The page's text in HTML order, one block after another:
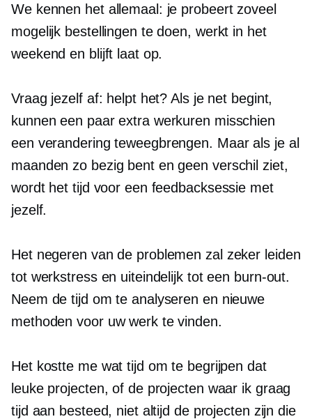
We kennen het allemaal: je probeert zoveel
mogelijk bestellingen te doen, werkt in het
weekend en blijft laat op.
Vraag jezelf af: helpt het? Als je net begint,
kunnen een paar extra werkuren misschien
een verandering teweegbrengen. Maar als je al
maanden zo bezig bent en geen verschil ziet,
wordt het tijd voor een feedbacksessie met
jezelf.
Het negeren van de problemen zal zeker leiden
tot werkstress en uiteindelijk tot een burn-out.
Neem de tijd om te analyseren en nieuwe
methoden voor uw werk te vinden.
Het kostte me wat tijd om te begrijpen dat
leuke projecten, of de projecten waar ik graag
tijd aan besteed, niet altijd de projecten zijn die